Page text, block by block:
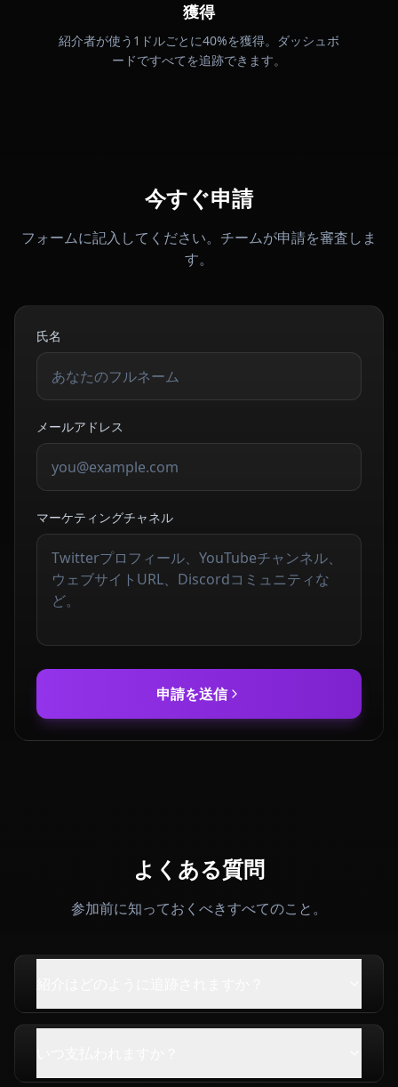
獲得
紹介者が使う1ドルごとに40%を獲得。ダッシュボ
ードですべてを追跡できます。
今すぐ申請
フォームに記入してください。チームが申請を審査しま
す。
氏名
メールアドレス
マーケティングチャネル
申請を送信
よくある質問
参加前に知っておくべきすべてのこと。